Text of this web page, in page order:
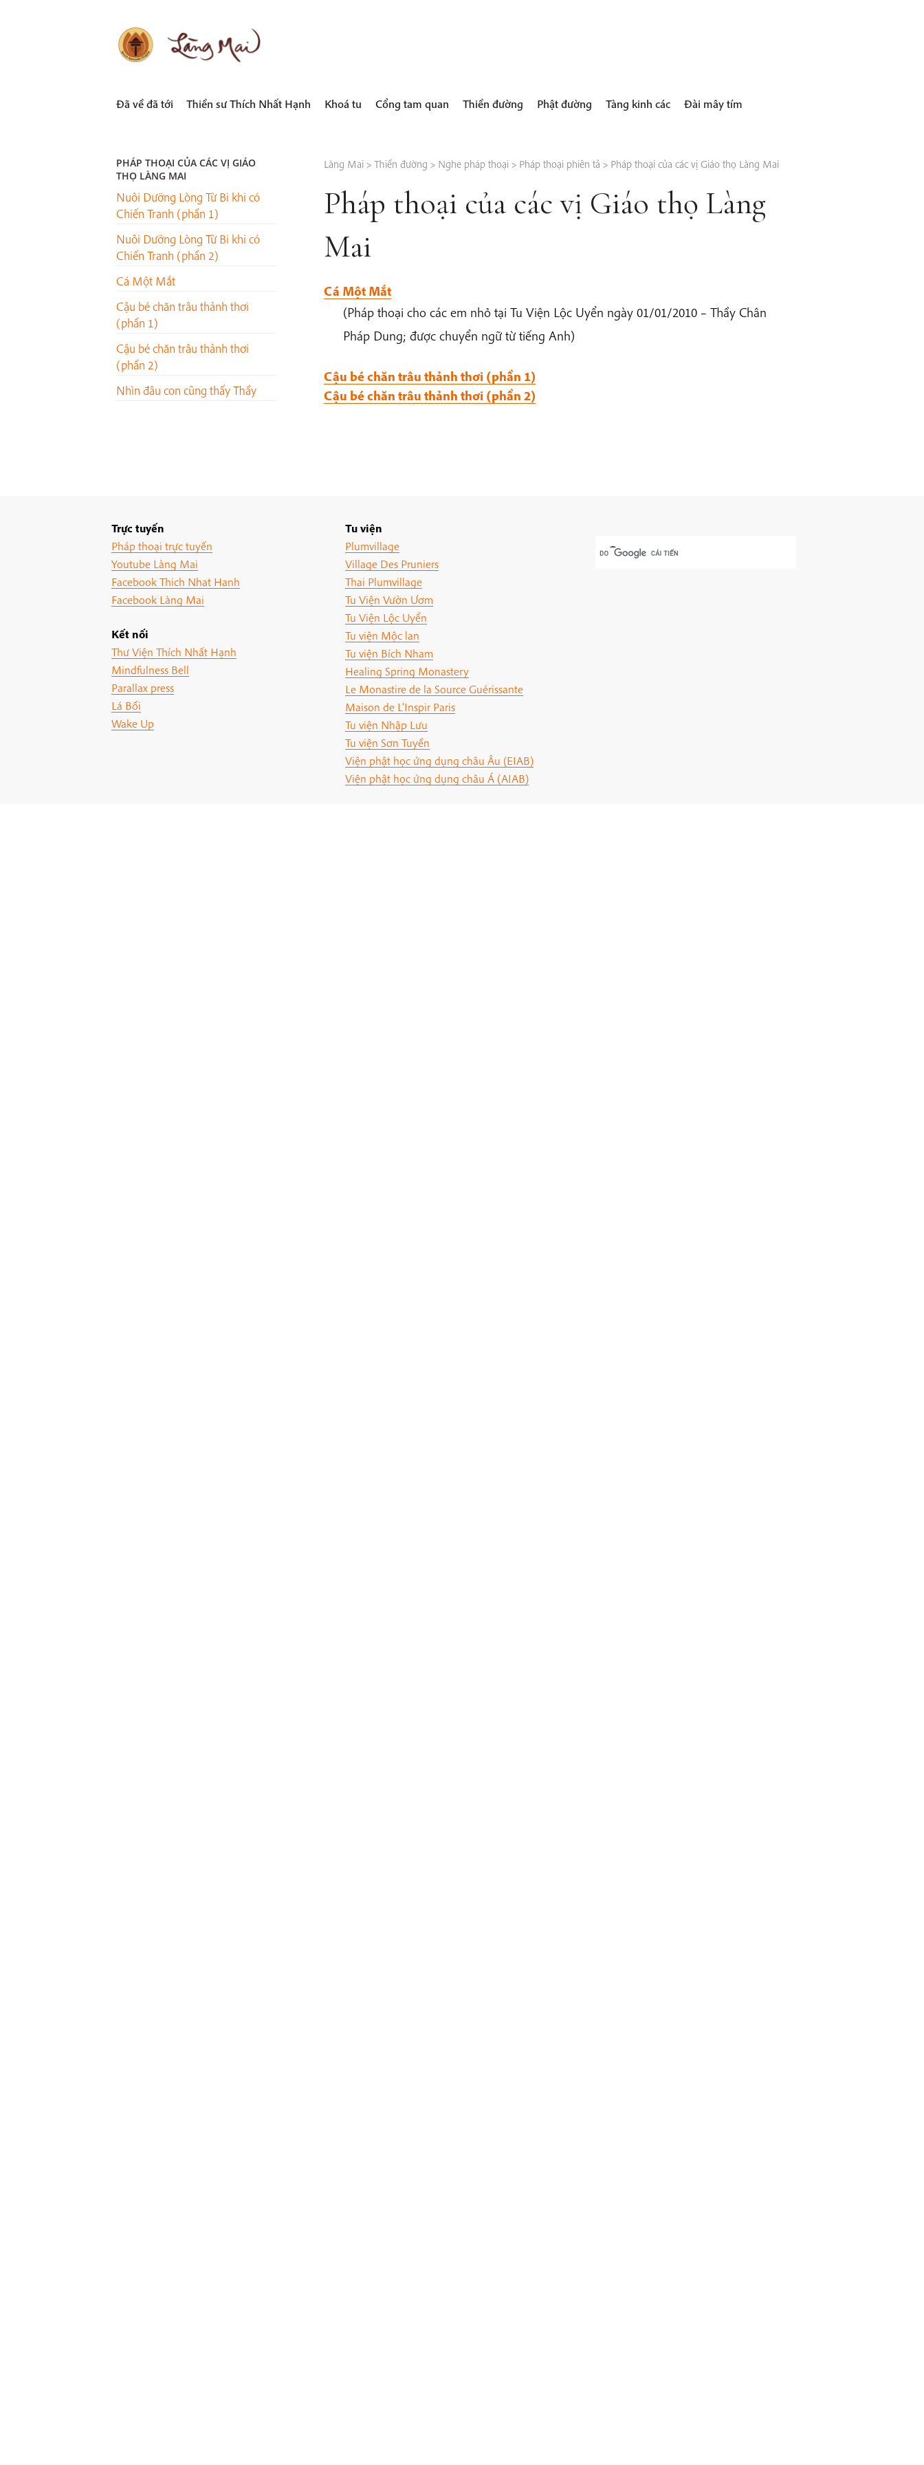
LÀNG MAI
Đã về đã tới Thiền sư Thích Nhất Hạnh Khoá tu Cổng tam quan Thiền đường Phật đường Tàng kinh các Đài mây tím
PHÁP THOẠI CỦA CÁC VỊ GIÁO
THỌ LÀNG MAI
Nuôi Dưỡng Lòng Từ Bi khi có
Chiến Tranh (phần 1)
Nuôi Dưỡng Lòng Từ Bi khi có
Chiến Tranh (phần 2)
Cá Một Mắt
Cậu bé chăn trâu thảnh thơi
(phần 1)
Cậu bé chăn trâu thảnh thơi
(phần 2)
Nhìn đâu con cũng thấy Thầy
Làng Mai> Thiền đường > Nghe pháp thoại> Pháp thoại phiên tả > Pháp thoại của các vị Giáo thọ Làng Mai
Pháp thoại của các vị Giáo thọ Làng
Mai
Cá Một Mắt
(Pháp thoại cho các em nhỏ tại Tu Viện Lộc Uyển ngày 01/01/2010 – Thầy Chân
Pháp Dung; được chuyển ngữ từ tiếng Anh)
Cậu bé chăn trâu thảnh thơi (phần 1)
Cậu bé chăn trâu thảnh thơi (phần 2)
Trực tuyến
Pháp thoại trực tuyến
Youtube Làng Mai
Facebook Thich Nhat Hanh
Facebook Làng Mai
Kết nối
Thư Viện Thích Nhất Hạnh
Mindfulness Bell
Parallax press
Lá Bối
Wake Up
Tu viện
Plumvillage
Village Des Pruniers
Thai Plumvillage
Tu Viện Vườn Ươm
Tu Viện Lộc Uyển
Tu viện Mộc lan
Tu viện Bích Nham
Healing Spring Monastery
Le Monastire de la Source Guérissante
Maison de L'Inspir Paris
Tu viện Nhập Lưu
Tu viện Sơn Tuyền
Viện phật học ứng dụng châu Âu (EIAB)
Viện phật học ứng dụng châu Á (AIAB)